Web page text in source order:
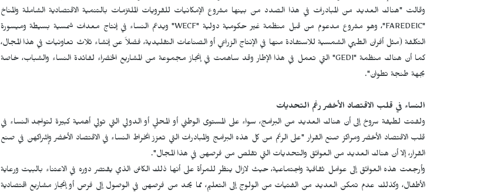
وقالت "هناك العديد من المبادرات في هذا الصدد من بينها مشروع الإمكانيات للقرويات الملتزمات بالتنمية الاقتصادية الشاملة والمناخ
"
FAREDEIC"، وهو مشروع مدعوم من قبل منظمة غير حكومية دولية "WECF" ويدعم النساء في إنتاج معدات شمسية بسيطة وميسورة
التكلفة (مثل أفران الطهي الشمسية للاستفادة منها في الإنتاج الزراعي أو الصناعات التقليدية، فضلاً عن إنشاء ثلاث تعاونيات في هذا المجال،
كما أن هناك منظمة "GEDI" التي تعمل في هذا الإطار وقد ساهمت في إنجاز مجموعة من المشاريع الخضراء لفائدة النساء والشباب، خاصة
بجهة طنجة تطوان".
النساء في قلب الاقتصاد الأخضر رغم التحديات
ولفتت لطيفة سروخ إلى أن هناك العديد من البرامج، سواء على المستوى الوطني أو المحلي أو الدولي التي تولي أهمية كبيرة لتواجد النساء في
قلب الاقتصاد الأخضر ومراكز صنع القرار "على الرغم من كل هذه البرامج والمبادرات التي تعزز انخراط النساء في الاقتصاد الأخضر وإشراكهن في صنع
القرار، إلا أن هناك العديد من العوائق والتحديات التي تقلص من فرصهن في هذا المجال".
وأرجعت هذه العوائق إلى عوامل ثقافية واجتماعية، حيث لازال ينظر للمرأة على أنها ذلك الكائن الذي يقتصر دوره في الاعتناء بالبيت ورعاية
الأطفال، وكذلك عدم تمكن العديد من الفتيات من الولوج إلى التعليم، مما يحد من فرصهن في الوصول إلى فرص أو إنجاز مشاريع اقتصادية